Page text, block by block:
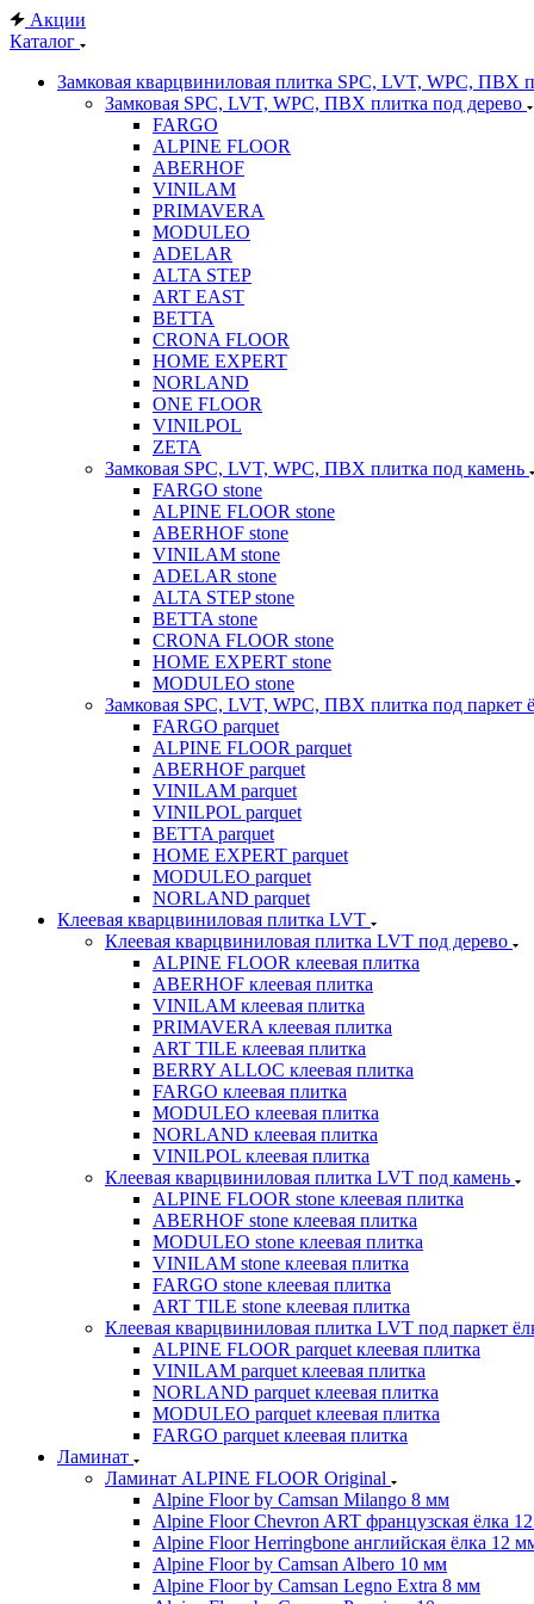
Акции
Каталог
Замковая кварцвиниловая плитка SPC, LVT, WPC, ПВХ
Замковая SPC, LVT, WPC, ПВХ плитка под дерево
FARGO
ALPINE FLOOR
ABERHOF
VINILAM
PRIMAVERA
MODULEO
ADELAR
ALTA STEP
ART EAST
BETTA
CRONA FLOOR
HOME EXPERT
NORLAND
ONE FLOOR
VINILPOL
ZETA
Замковая SPC, LVT, WPC, ПВХ плитка под камень
FARGO stone
ALPINE FLOOR stone
ABERHOF stone
VINILAM stone
ADELAR stone
ALTA STEP stone
BETTA stone
CRONA FLOOR stone
HOME EXPERT stone
MODULEO stone
Замковая SPC, LVT, WPC, ПВХ плитка под паркет
FARGO parquet
ALPINE FLOOR parquet
ABERHOF parquet
VINILAM parquet
VINILPOL parquet
BETTA parquet
HOME EXPERT parquet
MODULEO parquet
NORLAND parquet
Клеевая кварцвиниловая плитка LVT
Клеевая кварцвиниловая плитка LVT под дерево
ALPINE FLOOR клеевая плитка
ABERHOF клеевая плитка
VINILAM клеевая плитка
PRIMAVERA клеевая плитка
ART TILE клеевая плитка
BERRY ALLOC клеевая плитка
FARGO клеевая плитка
MODULEO клеевая плитка
NORLAND клеевая плитка
VINILPOL клеевая плитка
Клеевая кварцвиниловая плитка LVT под камень
ALPINE FLOOR stone клеевая плитка
ABERHOF stone клеевая плитка
MODULEO stone клеевая плитка
VINILAM stone клеевая плитка
FARGO stone клеевая плитка
ART TILE stone клеевая плитка
Клеевая кварцвиниловая плитка LVT под паркет
ALPINE FLOOR parquet клеевая плитка
VINILAM parquet клеевая плитка
NORLAND parquet клеевая плитка
MODULEO parquet клеевая плитка
FARGO parquet клеевая плитка
Ламинат
Ламинат ALPINE FLOOR Original
Alpine Floor by Camsan Milango 8 мм
Alpine Floor Chevron ART французская ёлка
Alpine Floor Herringbone английская ёлка 12
Alpine Floor by Camsan Albero 10 мм
Alpine Floor by Camsan Legno Extra 8 мм